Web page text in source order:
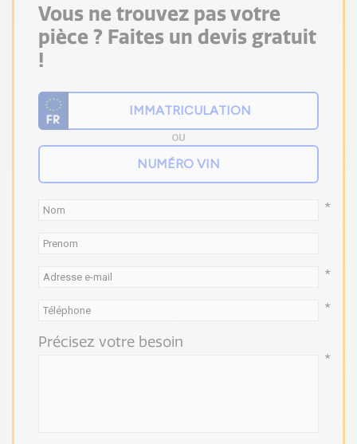
Vous ne trouvez pas votre
pièce ? Faites un devis gratuit
!
OU
*
*
*
Précisez votre besoin
*